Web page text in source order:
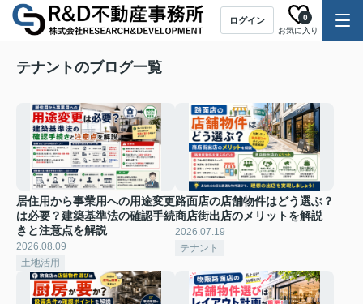
ログイン
お気に入り
0
テナントのブログ一覧
居住用から事業用への用途変更
は必要？建築基準法の確認手続
きと注意点を解説
2026.08.09
土地活用
路面店の店舗物件はどう選ぶ？
商店街出店のメリットを解説
2026.07.19
テナント